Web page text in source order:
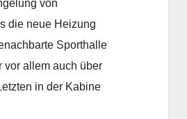
von
die neue Heizung
Sporthalle
vor allem auch über
in der Kabine